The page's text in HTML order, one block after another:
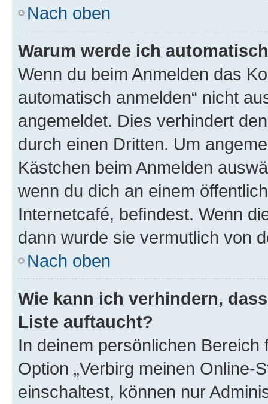
Nach oben
Warum werde ich
Wenn du beim Anmelden das
automatisch anmelden“ nicht
angemeldet. Dies verhindert
durch einen Dritten. Um
Kästchen beim Anmelden
wenn du dich an einem
Internetcafé, befindest. Wenn
dann wurde sie vermutlich von
Nach oben
Wie kann ich verhindern,
Liste auftaucht?
In deinem persönlichen
Option „Verbirg meinen Online-
einschaltest, können nur